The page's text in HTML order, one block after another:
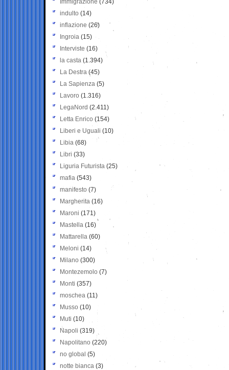
Immigrazione (734)
indulto (14)
inflazione (26)
Ingroia (15)
Interviste (16)
la casta (1.394)
La Destra (45)
La Sapienza (5)
Lavoro (1.316)
LegaNord (2.411)
Letta Enrico (154)
Liberi e Uguali (10)
Libia (68)
Libri (33)
Liguria Futurista (25)
mafia (543)
manifesto (7)
Margherita (16)
Maroni (171)
Mastella (16)
Mattarella (60)
Meloni (14)
Milano (300)
Montezemolo (7)
Monti (357)
moschea (11)
Musso (10)
Muti (10)
Napoli (319)
Napolitano (220)
no global (5)
notte bianca (3)